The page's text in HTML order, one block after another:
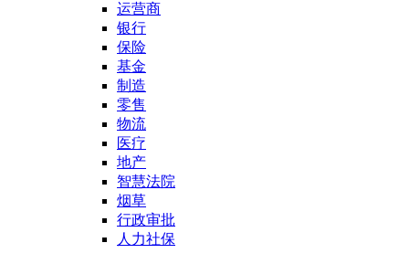
运营商
银行
保险
基金
制造
零售
物流
医疗
地产
智慧法院
烟草
行政审批
人力社保